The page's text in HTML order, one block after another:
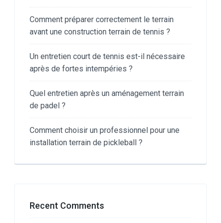
Comment préparer correctement le terrain
avant une construction terrain de tennis ?
Un entretien court de tennis est-il nécessaire
après de fortes intempéries ?
Quel entretien après un aménagement terrain
de padel ?
Comment choisir un professionnel pour une
installation terrain de pickleball ?
Recent Comments